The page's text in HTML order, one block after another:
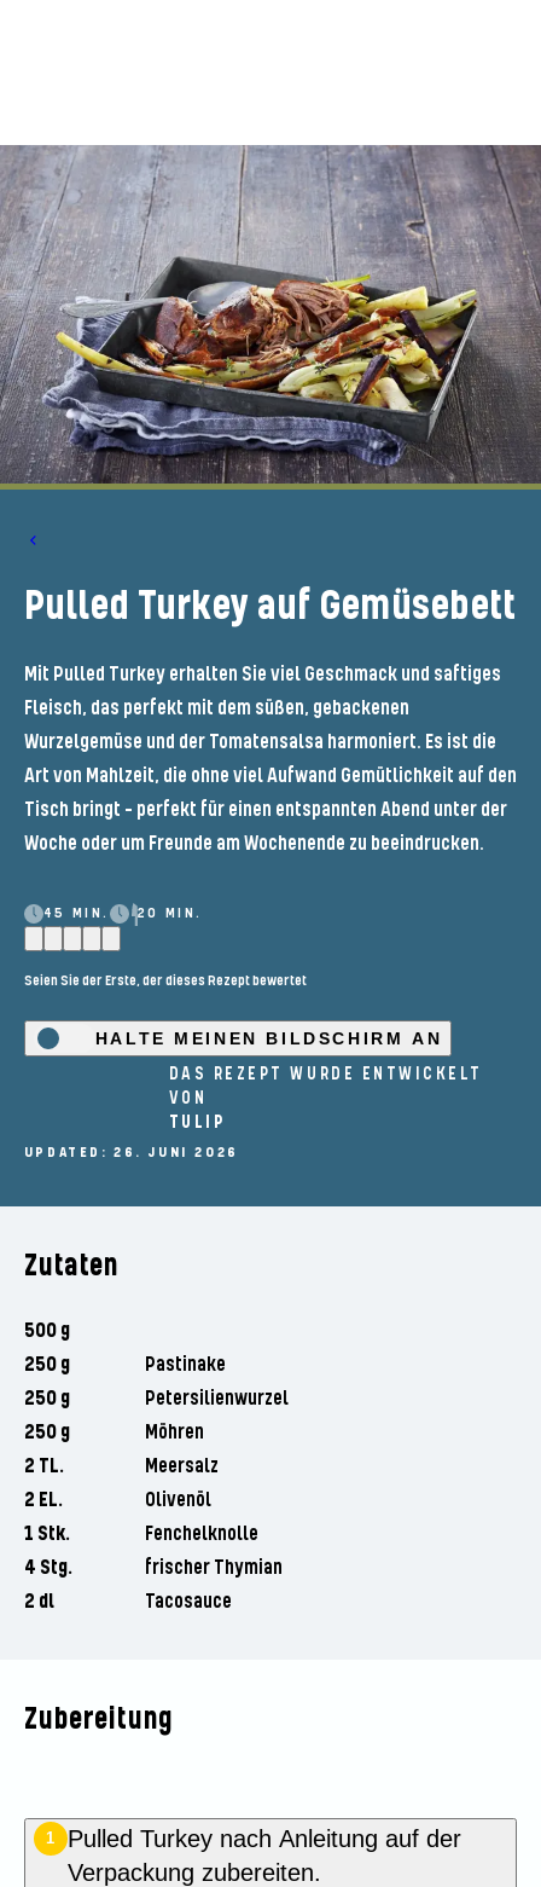
Pulled Turkey auf Gemüsebett
Mit Pulled Turkey erhalten Sie viel Geschmack und saftiges
Fleisch, das perfekt mit dem süßen, gebackenen
Wurzelgemüse und der Tomatensalsa harmoniert. Es ist die
Art von Mahlzeit, die ohne viel Aufwand Gemütlichkeit auf den
Tisch bringt – perfekt für einen entspannten Abend unter der
Woche oder um Freunde am Wochenende zu beeindrucken.
45 MIN. 20 MIN.
Seien Sie der Erste, der dieses Rezept bewertet
HALTE MEINEN BILDSCHIRM AN
DAS REZEPT WURDE ENTWICKELT
VON
TULIP
UPDATED: 26. JUNI 2026
Zutaten
500 g
250 g
Pastinake
250 g
Petersilienwurzel
250 g
Möhren
2 TL.
Meersalz
2 EL.
Olivenöl
1 Stk.
Fenchelknolle
4 Stg.
frischer Thymian
2 dl
Tacosauce
Zubereitung
1
Pulled Turkey nach Anleitung auf der
Verpackung zubereiten.